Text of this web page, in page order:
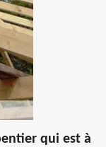
qui est à